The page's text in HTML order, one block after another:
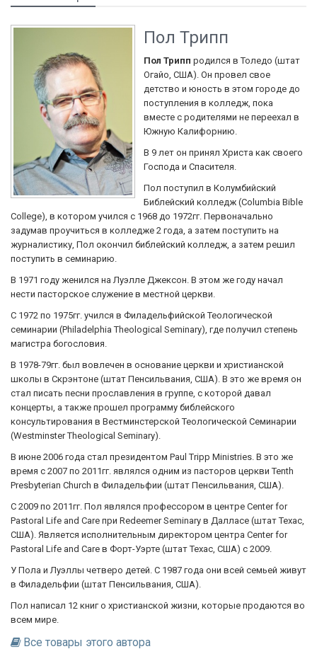
Пол Трипп
Пол Трипп родился в Толедо (штат
Огайо, США). Он провел свое
детство и юность в этом городе до
поступления в колледж, пока
вместе с родителями не переехал в
Южную Калифорнию.
В 9 лет он принял Христа как своего
Господа и Спасителя.
Пол поступил в Колумбийский
Библейский колледж (Columbia Bible
College), в котором учился с 1968 до 1972гг. Первоначально
задумав проучиться в колледже 2 года, а затем поступить на
журналистику, Пол окончил библейский колледж, а затем решил
поступить в семинарию.
В 1971 году женился на Луэлле Джексон. В этом же году начал
нести пасторское служение в местной церкви.
С 1972 по 1975гг. учился в Филадельфийской Теологической
семинарии (Philadelphia Theological Seminary), где получил степень
магистра богословия.
В 1978-79гг. был вовлечен в основание церкви и христианской
школы в Скрэнтоне (штат Пенсильвания, США). В это же время он
стал писать песни прославления в группе, с которой давал
концерты, а также прошел программу библейского
консультирования в Вестминстерской Теологической Семинарии
(Westminster Theological Seminary).
В июне 2006 года стал президентом Paul Tripp Ministries. В это же
время с 2007 по 2011гг. являлся одним из пасторов церкви Tenth
Presbyterian Church в Филадельфии (штат Пенсильвания, США).
С 2009 по 2011гг. Пол являлся профессором в центре Center for
Pastoral Life and Care при Redeemer Seminary в Далласе (штат Техас,
США). Является исполнительным директором центра Center for
Pastoral Life and Care в Форт-Уэрте (штат Техас, США) с 2009.
У Пола и Луэллы четверо детей. С 1987 года они всей семьей живут
в Филадельфии (штат Пенсильвания, США).
Пол написал 12 книг о христианской жизни, которые продаются во
всем мире.
Все товары этого автора